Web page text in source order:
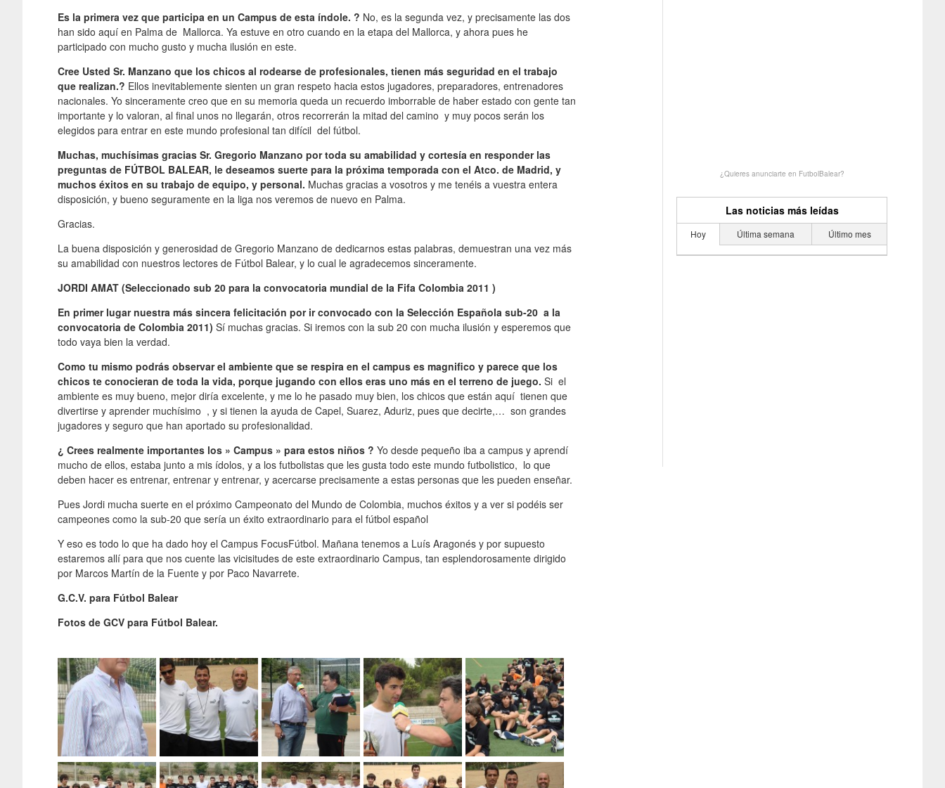
Es la primera vez que participa en un Campus de esta índole. ? No, es la segunda vez, y precisamente las dos
han sido aquí en Palma de Mallorca. Ya estuve en otro cuando en la etapa del Mallorca, y ahora pues he
participado con mucho gusto y mucha ilusión en este.
Cree Usted Sr. Manzano que los chicos al rodearse de profesionales, tienen más seguridad en el trabajo
que realizan.? Ellos inevitablemente sienten un gran respeto hacia estos jugadores, preparadores, entrenadores
nacionales. Yo sinceramente creo que en su memoria queda un recuerdo imborrable de haber estado con gente tan
importante y lo valoran, al final unos no llegarán, otros recorrerán la mitad del camino y muy pocos serán los
elegidos para entrar en este mundo profesional tan difícil del fútbol.
Muchas, muchísimas gracias Sr. Gregorio Manzano por toda su amabilidad y cortesía en responder las
preguntas de FÚTBOL BALEAR, le deseamos suerte para la próxima temporada con el Atco. de Madrid, y
muchos éxitos en su trabajo de equipo, y personal. Muchas gracias a vosotros y me tenéis a vuestra entera
disposición, y bueno seguramente en la liga nos veremos de nuevo en Palma.
Gracias.
La buena disposición y generosidad de Gregorio Manzano de dedicarnos estas palabras, demuestran una vez más
su amabilidad con nuestros lectores de Fútbol Balear, y lo cual le agradecemos sinceramente.
JORDI AMAT (Seleccionado sub 20 para la convocatoria mundial de la Fifa Colombia 2011 )
En primer lugar nuestra más sincera felicitación por ir convocado con la Selección Española sub-20 a la
convocatoria de Colombia 2011) Sí muchas gracias. Si iremos con la sub 20 con mucha ilusión y esperemos que
todo vaya bien la verdad.
Como tu mismo podrás observar el ambiente que se respira en el campus es magnifico y parece que los
chicos te conocieran de toda la vida, porque jugando con ellos eras uno más en el terreno de juego. Si el
ambiente es muy bueno, mejor diría excelente, y me lo he pasado muy bien, los chicos que están aquí tienen que
divertirse y aprender muchísimo , y si tienen la ayuda de Capel, Suarez, Aduriz, pues que decirte,… son grandes
jugadores y seguro que han aportado su profesionalidad.
¿ Crees realmente importantes los » Campus » para estos niños ? Yo desde pequeño iba a campus y aprendí
mucho de ellos, estaba junto a mis ídolos, y a los futbolistas que les gusta todo este mundo futbolistico, lo que
deben hacer es entrenar, entrenar y entrenar, y acercarse precisamente a estas personas que les pueden enseñar.
Pues Jordi mucha suerte en el próximo Campeonato del Mundo de Colombia, muchos éxitos y a ver si podéis ser
campeones como la sub-20 que sería un éxito extraordinario para el fútbol español
Y eso es todo lo que ha dado hoy el Campus FocusFútbol. Mañana tenemos a Luís Aragonés y por supuesto
estaremos allí para que nos cuente las vicisitudes de este extraordinario Campus, tan esplendorosamente dirigido
por Marcos Martín de la Fuente y por Paco Navarrete.
G.C.V. para Fútbol Balear
Fotos de GCV para Fútbol Balear.
¿Quieres anunciarte en FutbolBalear?
Las noticias más leídas
Hoy Última semana Último mes